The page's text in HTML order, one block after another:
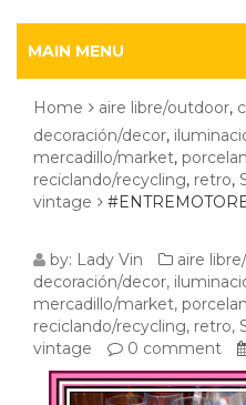
MAIN MENU
Home aire libre/outdoor,
decoración/decor,
mercadillo/market,
reciclando/recycling, retro,
vintage
AGAIN!!!!
by: Lady Vin aire
decoración/decor,
mercadillo/market,
reciclando/recycling, retro,
vintage
0 comment